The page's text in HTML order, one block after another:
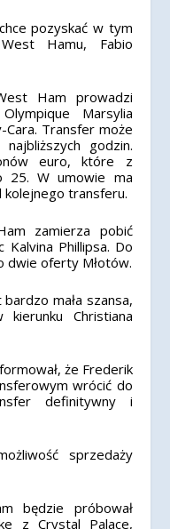
pozyskać w tym
Hamu, Fabio
Ham prowadzi
Marsylia
Transfer może
godzin.
euro, które z
25. W umowie ma
transferu.
zamierza pobić
Phillipsa. Do
dwie oferty Młotów.
mała szansa,
Christiana
że Frederik
wrócić do
definitywny i
sprzedaży
będzie próbował
z Crystal Palace,